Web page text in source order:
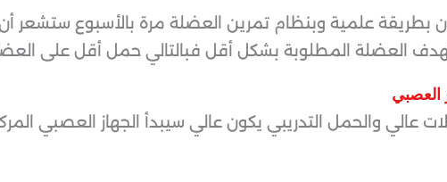
علمية وبنظام تمرين العضلة مرة بالأسبوع ستشعر أن
العضلة المطلوبة بشكل أقل فبالتالي حمل أقل على
عالي والحمل التدريبي يكون عالي سيبدأ الجهاز العصبي